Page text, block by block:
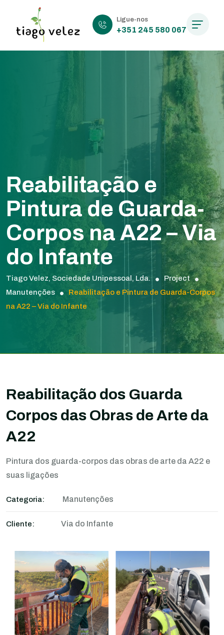
Ligue-nos
+351 245 580 067
Reabilitação e
Pintura de Guarda-
Corpos na A22 – Via
do Infante
Tiago Velez, Sociedade Unipessoal, Lda.
Project
Manutenções
Reabilitação e Pintura de Guarda-Corpos
na A22 – Via do Infante
Reabilitação dos Guarda
Corpos das Obras de Arte da
A22
Pintura dos guarda-corpos das obras de arte da A22 e
suas ligações
Categoria: Manutenções
Cliente: Via do Infante